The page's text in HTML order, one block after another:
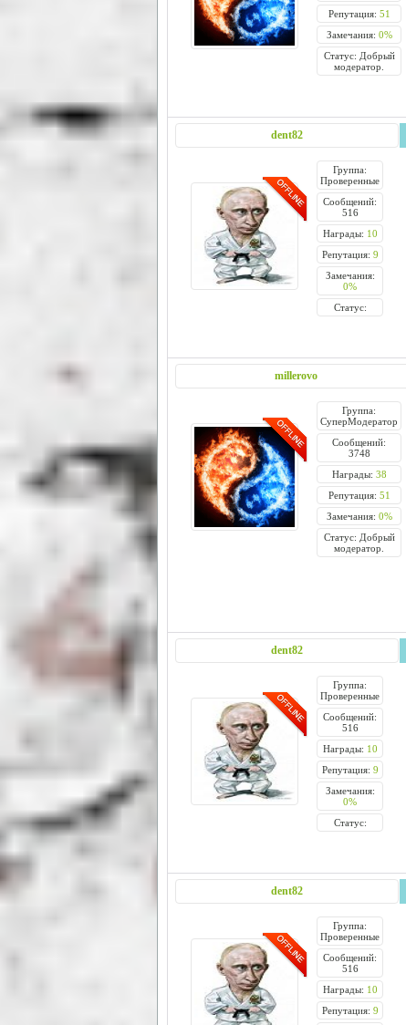
Репутация: 51
Замечания: 0%
Статус: Добрый
модератор.
dent82
Группа:
Проверенные
Сообщений:
516
Награды: 10
Репутация: 9
Замечания:
0%
Статус:
millerovo
Группа:
СуперМодератор
Сообщений:
3748
Награды: 38
Репутация: 51
Замечания: 0%
Статус: Добрый
модератор.
dent82
Группа:
Проверенные
Сообщений:
516
Награды: 10
Репутация: 9
Замечания:
0%
Статус:
dent82
Группа:
Проверенные
Сообщений:
516
Награды: 10
Репутация: 9